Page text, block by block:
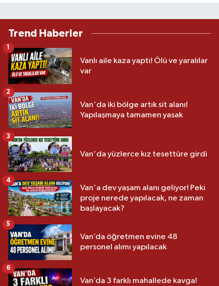
Trend Haberler
Vanlı aile kaza yaptı! Ölü ve yaralılar
var
Van'da iki bölge artık sit alanı!
Yapılaşmaya tamamen yasak
2
Van'da yüzlerce kız tesettüre girdi
3
Van'a dev yaşam alanı geliyor! Peki
proje nerede yapılacak, ne zaman
başlayacak?
4
Van’da öğretmen evine 48
personel alımı yapılacak
5
Van’da 3 farklı mahallede kavga!
6